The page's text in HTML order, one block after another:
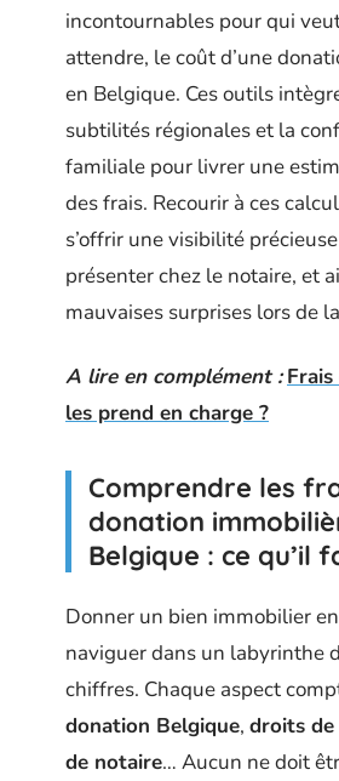
incontournables pour qui
attendre, le coût d’une
en Belgique. Ces outils
subtilités régionales et la
familiale pour livrer une
des frais. Recourir à ces
s’offrir une visibilité
présenter chez le notaire, et
mauvaises surprises lors de
A lire en complément :
les prend en charge ?
Comprendre les
donation
Belgique : ce qu’il
Donner un bien immobilier
naviguer dans un labyrinthe
chiffres. Chaque aspect
donation Belgique, droits
de notaire… Aucun ne doit